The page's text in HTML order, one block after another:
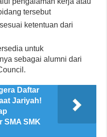
tersebut
ketentuan dari
untuk
sebagai alumni dari
Daftar
Jariyah!
SMA SMK